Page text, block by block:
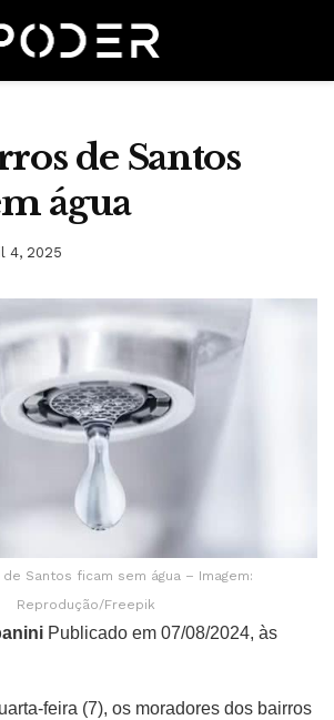
de Santos
água
4, 2025
Santos ficam sem água – Imagem:
Reprodução/Freepik
Publicado em 07/08/2024, às
feira (7), os moradores dos bairros